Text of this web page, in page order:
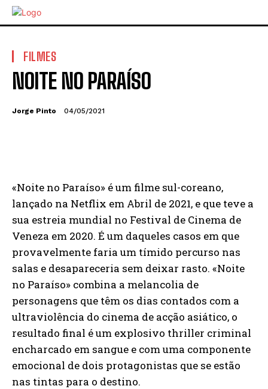
FILMES
NOITE NO PARAÍSO
Jorge Pinto 04/05/2021
«Noite no Paraíso» é um filme sul-coreano,
lançado na Netflix em Abril de 2021, e que teve a
sua estreia mundial no Festival de Cinema de
Veneza em 2020. É um daqueles casos em que
provavelmente faria um tímido percurso nas
salas e desapareceria sem deixar rasto. «Noite
no Paraíso» combina a melancolia de
personagens que têm os dias contados com a
ultraviolência do cinema de acção asiático, o
resultado final é um explosivo thriller criminal
encharcado em sangue e com uma componente
emocional de dois protagonistas que se estão
nas tintas para o destino.